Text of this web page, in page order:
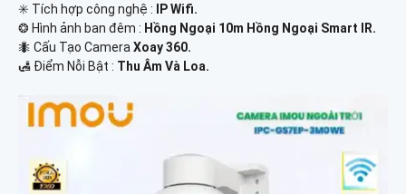
✳️ Tích hợp công nghệ : IP Wifi.
❂ Hình ảnh ban đêm : Hồng Ngoại 10m Hồng Ngoại Smart IR.
🐜 Cấu Tạo Camera Xoay 360.
️🛃 Điểm Nỗi Bật : Thu Âm Và Loa.